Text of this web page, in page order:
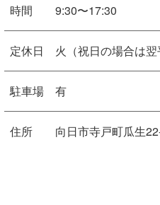
時間 9:30〜17:30
定休日 火（祝日の場合は翌
駐車場 有
住所 向日市寺戸町瓜生